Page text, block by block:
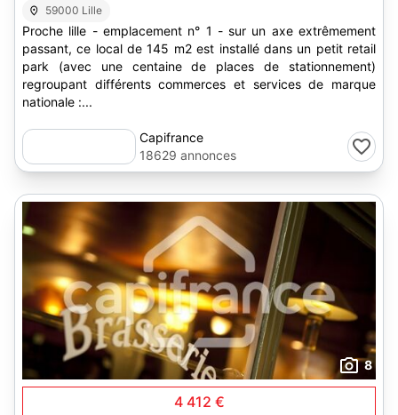
59000 Lille
Proche lille - emplacement n° 1 - sur un axe extrêmement
passant, ce local de 145 m2 est installé dans un petit retail
park (avec une centaine de places de stationnement)
regroupant différents commerces et services de marque
nationale :...
Capifrance
18629 annonces
8
4 412 €